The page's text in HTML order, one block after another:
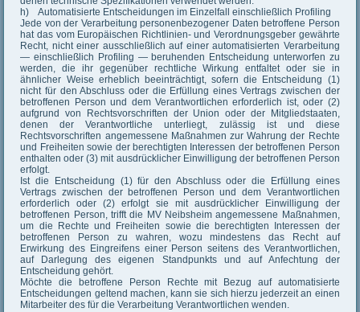
h) Automatisierte Entscheidungen im Einzelfall einschließlich Profiling
Jede von der Verarbeitung personenbezogener Daten betroffene Person
hat das vom Europäischen Richtlinien- und Verordnungsgeber gewährte
Recht, nicht einer ausschließlich auf einer automatisierten Verarbeitung
— einschließlich Profiling — beruhenden Entscheidung unterworfen zu
werden, die ihr gegenüber rechtliche Wirkung entfaltet oder sie in
ähnlicher Weise erheblich beeinträchtigt, sofern die Entscheidung (1)
nicht für den Abschluss oder die Erfüllung eines Vertrags zwischen der
betroffenen Person und dem Verantwortlichen erforderlich ist, oder (2)
aufgrund von Rechtsvorschriften der Union oder der Mitgliedstaaten,
denen der Verantwortliche unterliegt, zulässig ist und diese
Rechtsvorschriften angemessene Maßnahmen zur Wahrung der Rechte
und Freiheiten sowie der berechtigten Interessen der betroffenen Person
enthalten oder (3) mit ausdrücklicher Einwilligung der betroffenen Person
erfolgt.
Ist die Entscheidung (1) für den Abschluss oder die Erfüllung eines
Vertrags zwischen der betroffenen Person und dem Verantwortlichen
erforderlich oder (2) erfolgt sie mit ausdrücklicher Einwilligung der
betroffenen Person, trifft die MV Neibsheim angemessene Maßnahmen,
um die Rechte und Freiheiten sowie die berechtigten Interessen der
betroffenen Person zu wahren, wozu mindestens das Recht auf
Erwirkung des Eingreifens einer Person seitens des Verantwortlichen,
auf Darlegung des eigenen Standpunkts und auf Anfechtung der
Entscheidung gehört.
Möchte die betroffene Person Rechte mit Bezug auf automatisierte
Entscheidungen geltend machen, kann sie sich hierzu jederzeit an einen
Mitarbeiter des für die Verarbeitung Verantwortlichen wenden.